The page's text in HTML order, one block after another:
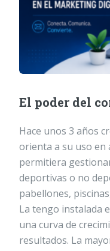
El poder del
Hace unos 3 años
orienta a su uso en
permitiera
deportivas o no
pabellones,
La tengo instalada
una curva de
resultados. La